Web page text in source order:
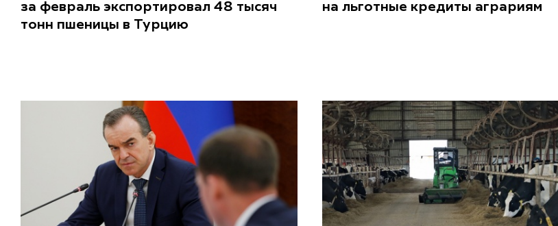
за февраль экспортировал 48 тысяч
тонн пшеницы в Турцию
на льготные кредиты аграриям